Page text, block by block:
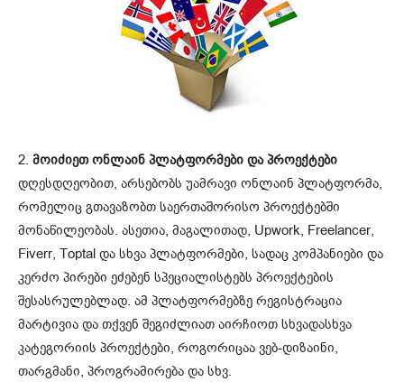
2. მოიძიეთ ონლაინ პლატფორმები და პროექტები
დღესდღეობით, არსებობს უამრავი ონლაინ პლატფორმა,
რომელიც გთავაზობთ საერთაშორისო პროექტებში
მონაწილეობას. ასეთია, მაგალითად, Upwork, Freelancer,
Fiverr, Toptal და სხვა პლატფორმები, სადაც კომპანიები და
კერძო პირები ეძებენ სპეციალისტებს პროექტების
შესასრულებლად. ამ პლატფორმებზე რეგისტრაცია
მარტივია და თქვენ შეგიძლიათ აირჩიოთ სხვადასხვა
კატეგორიის პროექტები, როგორიცაა ვებ-დიზაინი,
თარგმანი, პროგრამირება და სხვ.